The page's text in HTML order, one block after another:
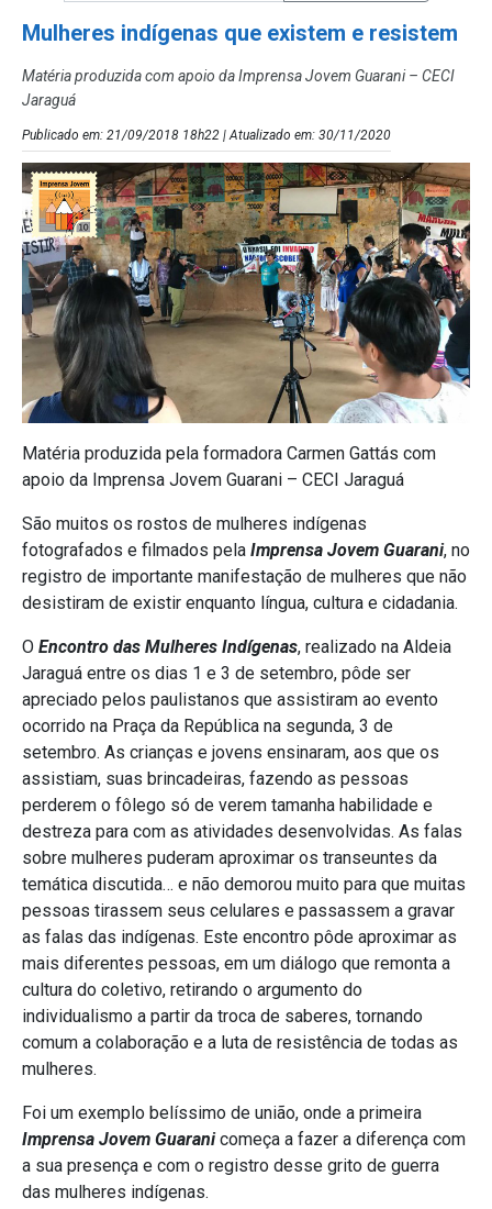
Mulheres indígenas que existem e resistem
Matéria produzida com apoio da Imprensa Jovem Guarani – CECI
Jaraguá
Publicado em: 21/09/2018 18h22 | Atualizado em: 30/11/2020
Matéria produzida pela formadora Carmen Gattás com
apoio da Imprensa Jovem Guarani – CECI Jaraguá
São muitos os rostos de mulheres indígenas
fotografados e filmados pela Imprensa Jovem Guarani, no
registro de importante manifestação de mulheres que não
desistiram de existir enquanto língua, cultura e cidadania.
O Encontro das Mulheres Indígenas, realizado na Aldeia
Jaraguá entre os dias 1 e 3 de setembro, pôde ser
apreciado pelos paulistanos que assistiram ao evento
ocorrido na Praça da República na segunda, 3 de
setembro. As crianças e jovens ensinaram, aos que os
assistiam, suas brincadeiras, fazendo as pessoas
perderem o fôlego só de verem tamanha habilidade e
destreza para com as atividades desenvolvidas. As falas
sobre mulheres puderam aproximar os transeuntes da
temática discutida… e não demorou muito para que muitas
pessoas tirassem seus celulares e passassem a gravar
as falas das indígenas. Este encontro pôde aproximar as
mais diferentes pessoas, em um diálogo que remonta a
cultura do coletivo, retirando o argumento do
individualismo a partir da troca de saberes, tornando
comum a colaboração e a luta de resistência de todas as
mulheres.
Foi um exemplo belíssimo de união, onde a primeira
Imprensa Jovem Guaranicomeça a fazer a diferença com
a sua presença e com o registro desse grito de guerra
das mulheres indígenas.